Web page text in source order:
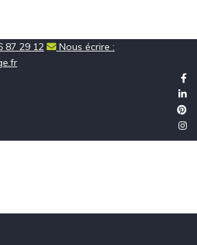
87 29 12
Nous écrire :